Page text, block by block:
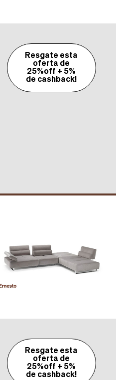
Resgate esta
oferta de
25%off + 5%
de cashback!
Resgate esta
oferta de
25%off + 5%
de cashback!